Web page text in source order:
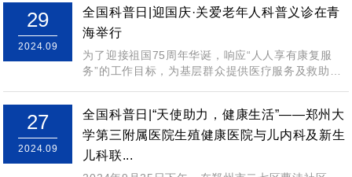
29
2024.09
全国科普日|迎国庆·关爱老年人科普义诊在青
海举行
为了迎接祖国75周年华诞，响应“人人享有康复服
务”的工作目标，为基层群众提供医疗服务及救助，
27
2024.09
全国科普日|“天使助力，健康生活”——郑州大
学第三附属医院生殖健康医院与儿内科及新生
儿科联...